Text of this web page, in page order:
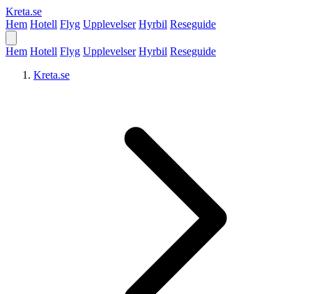
Kreta.se
Hem Hotell Flyg Upplevelser Hyrbil Reseguide
Hem Hotell Flyg Upplevelser Hyrbil Reseguide
Kreta.se